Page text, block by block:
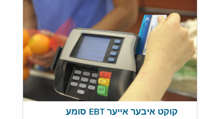
קוקט איבער אייער EBT סומע